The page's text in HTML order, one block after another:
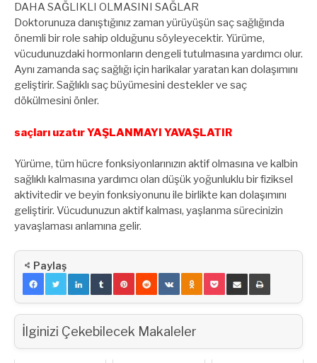
DAHA SAĞLIKLI OLMASINI SAĞLAR
Doktorunuza danıştığınız zaman yürüyüşün saç sağlığında
önemli bir role sahip olduğunu söyleyecektir. Yürüme,
vücudunuzdaki hormonların dengeli tutulmasına yardımcı olur.
Aynı zamanda saç sağlığı için harikalar yaratan kan dolaşımını
geliştirir. Sağlıklı saç büyümesini destekler ve saç
dökülmesini önler.
saçları uzatır YAŞLANMAYI YAVAŞLATIR
Yürüme, tüm hücre fonksiyonlarınızın aktif olmasına ve kalbin
sağlıklı kalmasına yardımcı olan düşük yoğunluklu bir fiziksel
aktivitedir ve beyin fonksiyonunu ile birlikte kan dolaşımını
geliştirir. Vücudunuzun aktif kalması, yaşlanma sürecinizin
yavaşlaması anlamına gelir.
Paylaş
İlginizi Çekebilecek Makaleler